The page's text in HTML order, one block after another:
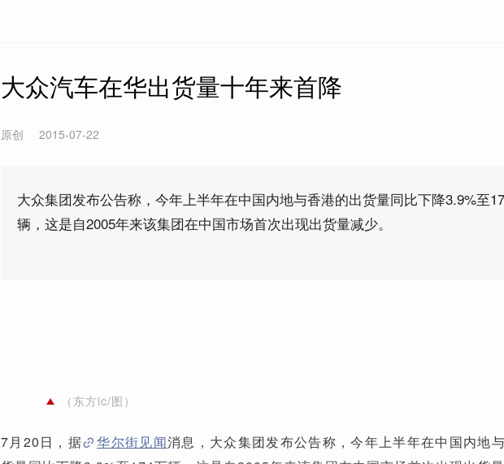
大众汽车在华出货量十年来首降
原创 2015-07-22
大众集团发布公告称，今年上半年在中国内地与香港的出货量同比下降3.9%至
辆，这是自2005年来该集团在中国市场首次出现出货量减少。
（东方ic/图）
7月20日，据 华尔街见闻消息，大众集团发布公告称，今年上半年在中国内地